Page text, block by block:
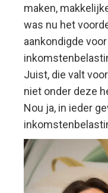
maken,
was nu het
aankondigde
Juist, die valt
niet onder deze
Nou ja, in ieder